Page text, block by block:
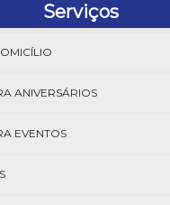
Serviços
ANIVERSÁRIOS
EVENTOS